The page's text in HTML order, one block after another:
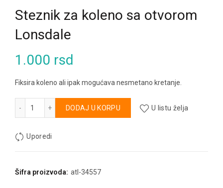
Steznik za koleno sa otvorom
Lonsdale
1.000 rsd
Fiksira koleno ali ipak mogućava nesmetano kretanje.
Steznik za koleno sa otvorom Lonsdale količina
DODAJ U KORPU
Alternative:
U listu želja
Uporedi
Šifra proizvoda: atl-34557